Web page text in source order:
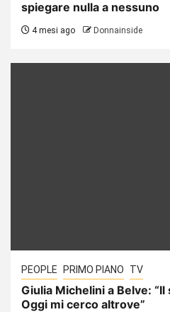
spiegare nulla a nessuno
4 mesi ago Donnainside
PEOPLE PRIMO PIANO TV
Giulia Michelini a Belve:
Oggi mi cerco altrove”